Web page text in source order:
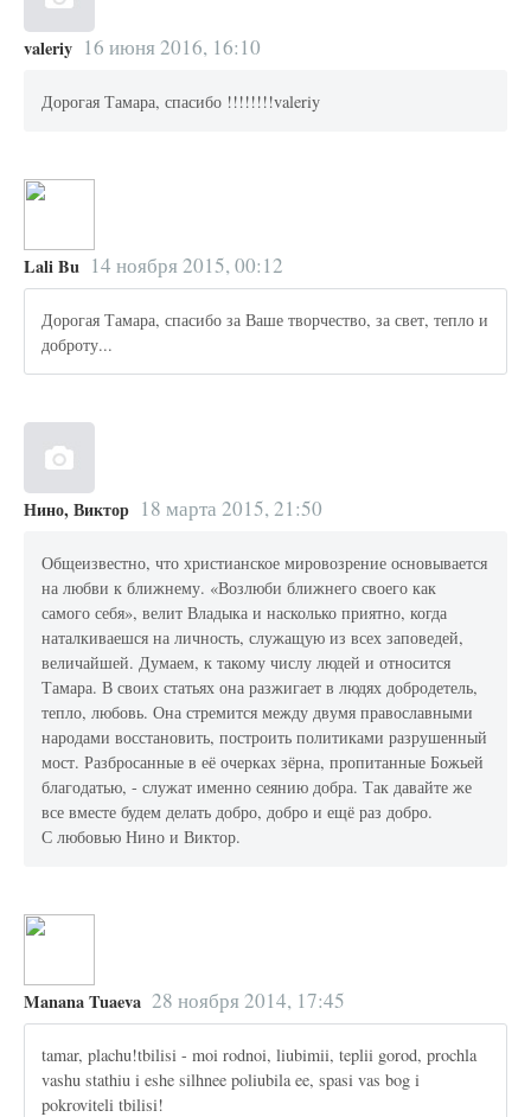
valeriy 16 июня 2016, 16:10
Дорогая Тамара, спасибо !!!!!!!!valeriy
Lali Bu 14 ноября 2015, 00:12
Дорогая Тамара, спасибо за Ваше творчество, за свет, тепло и
доброту...
Нино, Виктор 18 марта 2015, 21:50
Общеизвестно, что христианское мировозрение основывается
на любви к ближнему. «Возлюби ближнего своего как
самого себя», велит Владыка и насколько приятно, когда
наталкиваешся на личность, служащую из всех заповедей,
величайшей. Думаем, к такому числу людей и относится
Тамара. В своих статьях она разжигает в людях добродетель,
тепло, любовь. Она стремится между двумя православными
народами восстановить, построить политиками разрушенный
мост. Разбросанные в её очерках зёрна, пропитанные Божьей
благодатью, - служат именно сеянию добра. Так давайте же
все вместе будем делать добро, добро и ещё раз добро.
С любовью Нино и Виктор.
Manana Tuaeva 28 ноября 2014, 17:45
tamar, plachu!tbilisi - moi rodnoi, liubimii, teplii gorod, prochla
vashu stathiu i eshe silhnee poliubila ee, spasi vas bog i
pokroviteli tbilisi!